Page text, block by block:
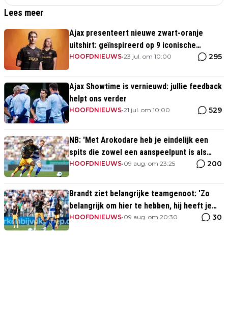
Lees meer
Ajax presenteert nieuwe zwart-oranje
uitshirt: geïnspireerd op 9 iconische
momenten uit clubhistorie
HOOFDNIEUWS•23 jul. om 10:00 295
Ajax Showtime is vernieuwd: jullie feedback
helpt ons verder
HOOFDNIEUWS•21 jul. om 10:00 529
NB: 'Met Arokodare heb je eindelijk een
spits die zowel een aanspeelpunt is als
diepte heeft'
HOOFDNIEUWS•09 aug. om 23:25 200
Brandt ziet belangrijke teamgenoot: 'Zo
belangrijk om hier te hebben, hij heeft je
rug'
HOOFDNIEUWS•09 aug. om 20:30 30